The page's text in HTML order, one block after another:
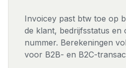
Invoicey past btw toe op
de klant, bedrijfsstatus en
nummer. Berekeningen
voor B2B- en B2C-